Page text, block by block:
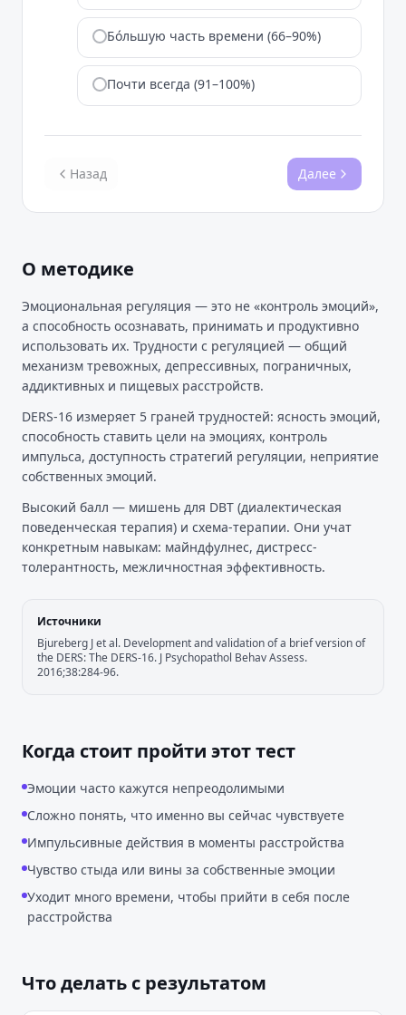
Бо́льшую часть времени (66–90%)
Почти всегда (91–100%)
Назад Далее
О методике
Эмоциональная регуляция — это не «контроль эмоций»,
а способность осознавать, принимать и продуктивно
использовать их. Трудности с регуляцией — общий
механизм тревожных, депрессивных, пограничных,
аддиктивных и пищевых расстройств.
DERS-16 измеряет 5 граней трудностей: ясность эмоций,
способность ставить цели на эмоциях, контроль
импульса, доступность стратегий регуляции, неприятие
собственных эмоций.
Высокий балл — мишень для DBT (диалектическая
поведенческая терапия) и схема-терапии. Они учат
конкретным навыкам: майндфулнес, дистресс-
толерантность, межличностная эффективность.
Источники
Bjureberg J et al. Development and validation of a brief version of
the DERS: The DERS-16. J Psychopathol Behav Assess.
2016;38:284-96.
Когда стоит пройти этот тест
Эмоции часто кажутся непреодолимыми
Сложно понять, что именно вы сейчас чувствуете
Импульсивные действия в моменты расстройства
Чувство стыда или вины за собственные эмоции
Уходит много времени, чтобы прийти в себя после
расстройства
Что делать с результатом